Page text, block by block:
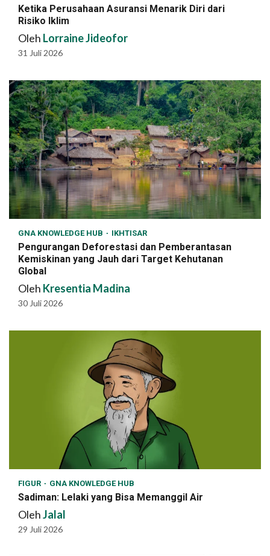
Ketika Perusahaan Asuransi Menarik Diri dari
Risiko Iklim
Oleh Lorraine Jideofor
31 Juli 2026
GNA KNOWLEDGE HUB IKHTISAR
Pengurangan Deforestasi dan Pemberantasan
Kemiskinan yang Jauh dari Target Kehutanan
Global
Oleh Kresentia Madina
30 Juli 2026
FIGUR GNA KNOWLEDGE HUB
Sadiman: Lelaki yang Bisa Memanggil Air
OlehJalal
29 Juli 2026